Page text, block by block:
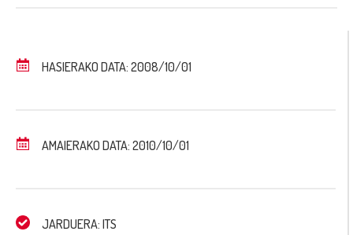
HASIERAKO DATA: 2008/10/01
AMAIERAKO DATA: 2010/10/01
JARDUERA: ITS